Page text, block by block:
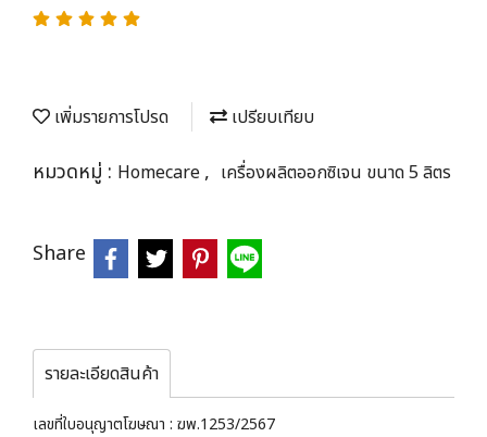
เพิ่มรายการโปรด เปรียบเทียบ
หมวดหมู่ : Homecare, เครื่องผลิตออกซิเจน ขนาด 5 ลิตร
Share
รายละเอียดสินค้า
เลขที่ใบอนุญาตโฆษณา : ฆพ.1253/2567